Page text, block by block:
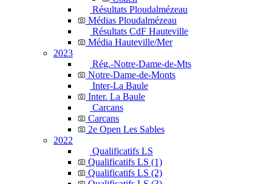
Résultats Ploudalmézeau
Médias Ploudalmézeau
Résultats CdF Hauteville
Média Hauteville/Mer
2023
Rég.-Notre-Dame-de-Mts
Notre-Dame-de-Monts
Inter-La Baule
Inter. La Baule
Carcans
Carcans
2e Open Les Sables
2022
Qualificatifs LS
Qualificatifs LS (1)
Qualificatifs LS (2)